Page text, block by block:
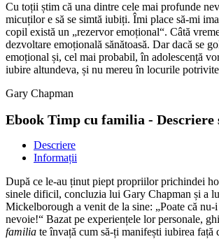
Cu toții știm că una dintre cele mai profunde
micuților e să se simtă iubiți. Îmi place să-mi
copil există un „rezervor emoțional“. Câtă
dezvoltare emoțională sănătoasă. Dar dacă se
emoțional și, cel mai probabil, în adolescență
iubire altundeva, și nu mereu în locurile
Gary Chapman
Ebook Timp cu familia -
Descriere
Informații
După ce le-au ținut piept propriilor prichindei
sinele dificil, concluzia lui Gary Chapman și a
Mickelborough a venit de la sine: „Poate că nu-
nevoie!“ Bazat pe experiențele lor personale,
familia te învață cum să-ți manifești iubirea față